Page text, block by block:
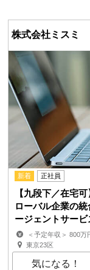
株式会社ミスミ
新着 正社員
【九段下／在宅
ローバル企業の
ージェントサービ
＜予定年収＞ 800
（基本給）：500,000円
東京23区
気になる！